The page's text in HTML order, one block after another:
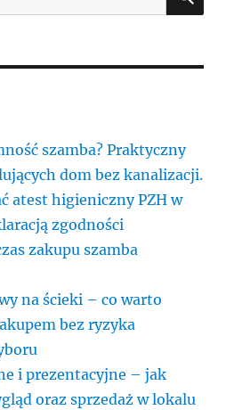
szamba? Praktyczny
dom bez kanalizacji.
atest higieniczny PZH w
zgodności
zakupu szamba
na ścieki – co warto
bez ryzyka
i prezentacyjne – jak
oraz sprzedaż w lokalu